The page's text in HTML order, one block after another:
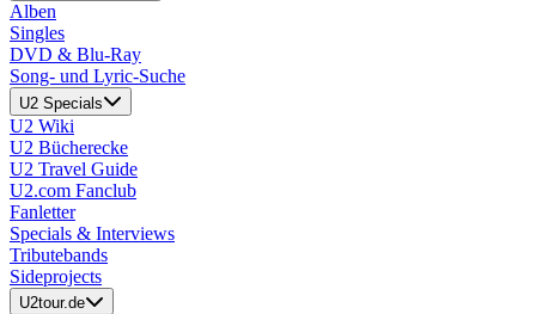
Alben
Singles
DVD & Blu-Ray
Song- und Lyric-Suche
U2 Specials
U2 Wiki
U2 Bücherecke
U2 Travel Guide
U2.com Fanclub
Fanletter
Specials & Interviews
Tributebands
Sideprojects
U2tour.de